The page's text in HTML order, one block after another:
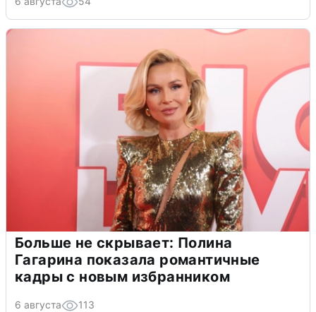
Больше не скрывает: Полина
Гагарина показала романтичные
кадры с новым избранником
6 августа 113